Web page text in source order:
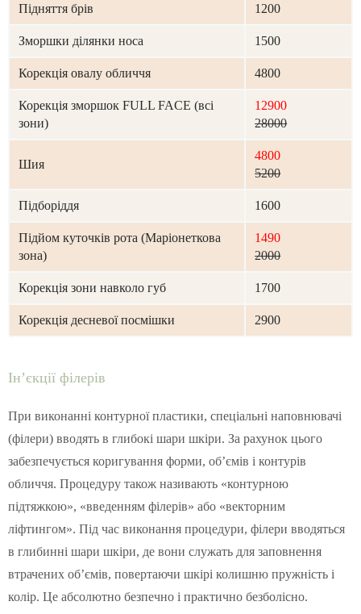
Підняття брів 1200
Зморшки ділянки носа 1500
Корекція овалу обличчя 4800
Корекція зморшок FULL FACE (всі
зони)
12900
28000
Шия
4800
5200
Підборіддя 1600
Підйом куточків рота (Маріонеткова
зона)
1490
2000
Корекція зони навколо губ 1700
Корекція десневої посмішки 2900
Ін’єкції філерів
При виконанні контурної пластики, спеціальні наповнювачі
(філери) вводять в глибокі шари шкіри. За рахунок цього
забезпечується коригування форми, об’ємів і контурів
обличчя. Процедуру також називають «контурною
підтяжкою», «введенням філерів» або «векторним
ліфтингом». Під час виконання процедури, філери вводяться
в глибинні шари шкіри, де вони служать для заповнення
втрачених об’ємів, повертаючи шкірі колишню пружність і
колір. Це абсолютно безпечно і практично безболісно.